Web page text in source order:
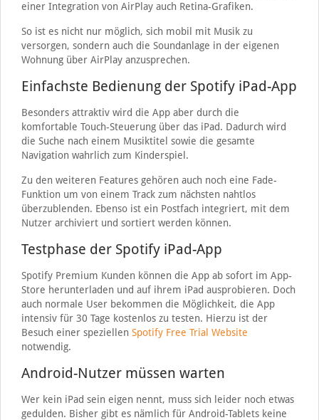
einer Integration von AirPlay auch Retina-Grafiken.
So ist es nicht nur möglich, sich mobil mit Musik zu
versorgen, sondern auch die Soundanlage in der eigenen
Wohnung über AirPlay anzusprechen.
Einfachste Bedienung der Spotify iPad-App
Besonders attraktiv wird die App aber durch die
komfortable Touch-Steuerung über das iPad. Dadurch wird
die Suche nach einem Musiktitel sowie die gesamte
Navigation wahrlich zum Kinderspiel.
Zu den weiteren Features gehören auch noch eine Fade-
Funktion um von einem Track zum nächsten nahtlos
überzublenden. Ebenso ist ein Postfach integriert, mit dem
Nutzer archiviert und sortiert werden können.
Testphase der Spotify iPad-App
Spotify Premium Kunden können die App ab sofort im App-
Store herunterladen und auf ihrem iPad ausprobieren. Doch
auch normale User bekommen die Möglichkeit, die App
intensiv für 30 Tage kostenlos zu testen. Hierzu ist der
Besuch einer speziellen Spotify Free Trial Website
notwendig.
Android-Nutzer müssen warten
Wer kein iPad sein eigen nennt, muss sich leider noch etwas
gedulden. Bisher gibt es nämlich für Android-Tablets keine